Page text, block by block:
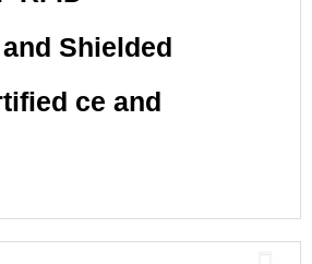
Shielded
ce and